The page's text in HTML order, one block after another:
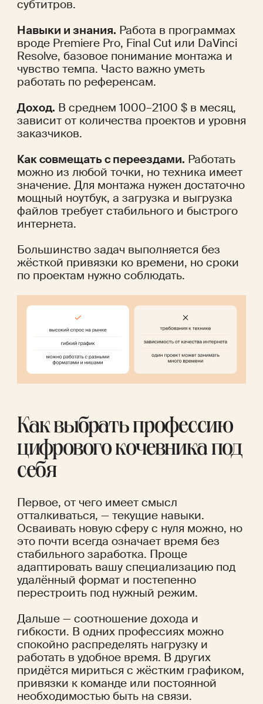
субтитров.
Навыки и знания. Работа в программах
вроде Premiere Pro, Final Cut или DaVinci
Resolve, базовое понимание монтажа и
чувство темпа. Часто важно уметь
работать по референсам.
Доход. В среднем 1000–2100 $ в месяц,
зависит от количества проектов и уровня
заказчиков.
Как совмещать с переездами. Работать
можно из любой точки, но техника имеет
значение. Для монтажа нужен достаточно
мощный ноутбук, а загрузка и выгрузка
файлов требует стабильного и быстрого
интернета.
Большинство задач выполняется без
жёсткой привязки ко времени, но сроки
по проектам нужно соблюдать.
Как выбрать профессию
цифрового кочевника под
себя
Первое, от чего имеет смысл
отталкиваться, — текущие навыки.
Осваивать новую сферу с нуля можно, но
это почти всегда означает время без
стабильного заработка. Проще
адаптировать вашу специализацию под
удалённый формат и постепенно
перестроить под нужный режим.
Дальше — соотношение дохода и
гибкости. В одних профессиях можно
спокойно распределять нагрузку и
работать в удобное время. В других
придётся мириться с жёстким графиком,
привязки к команде или постоянной
необходимостью быть на связи.